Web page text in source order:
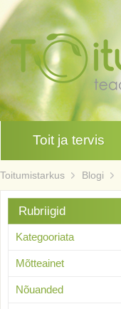
Toit ja tervis
Toitumistarkus Blogi
Rubriigid
Kategooriata
Mõtteainet
Nõuanded